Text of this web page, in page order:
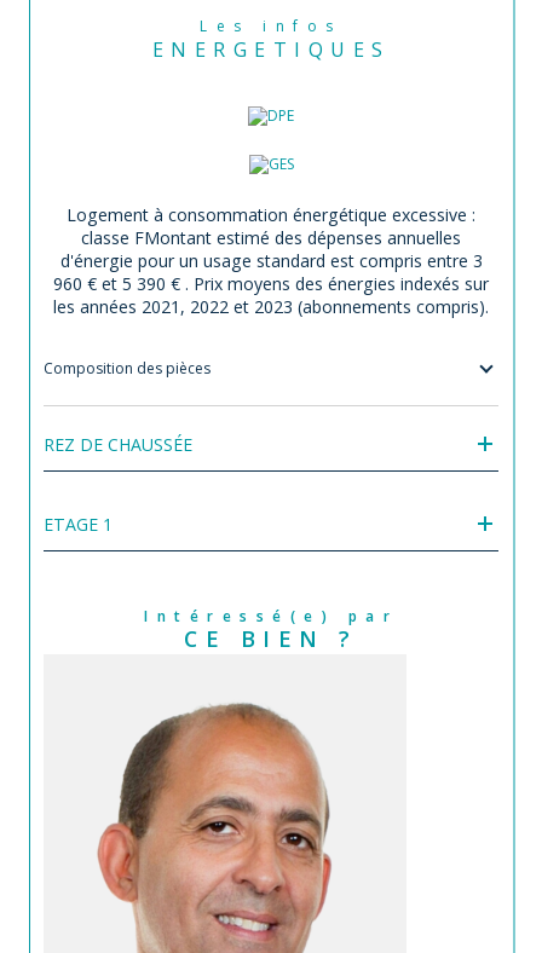
Les infos
ENERGETIQUES
Logement à consommation énergétique excessive :
classe FMontant estimé des dépenses annuelles
d'énergie pour un usage standard est compris entre 3
960 € et 5 390 € . Prix moyens des énergies indexés sur
les années 2021, 2022 et 2023 (abonnements compris).
Composition des pièces
REZ DE CHAUSSÉE
ETAGE 1
Intéressé(e) par
CE BIEN ?